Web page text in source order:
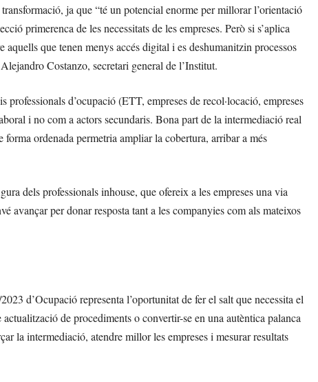
ja que “té un potencial enorme per millorar l’orientació
primerenca de les necessitats de les empreses. Però si s’aplica
que tenen menys accés digital i es deshumanitzin processos
Costanzo, secretari general de l’Institut.
d’ocupació (ETT, empreses de recol·locació, empreses
i no com a actors secundaris. Bona part de la intermediació real
ordenada permetria ampliar la cobertura, arribar a més
dels professionals inhouse, que ofereix a les empreses una via
avançar per donar resposta tant a les companyies com als mateixos
d’Ocupació representa l’oportunitat de fer el salt que necessita el
de procediments o convertir-se en una autèntica palanca
la intermediació, atendre millor les empreses i mesurar resultats